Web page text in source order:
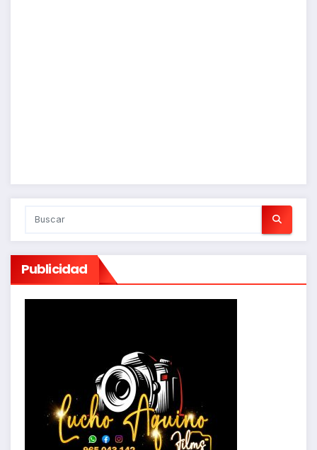
Publicidad